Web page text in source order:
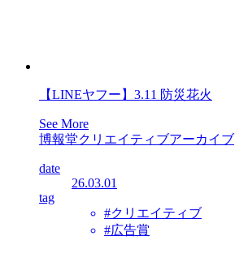
【LINEヤフー】3.11 防災花火
See More
博報堂クリエイティブアーカイブ
date
26.03.01
tag
#クリエイティブ
#広告賞